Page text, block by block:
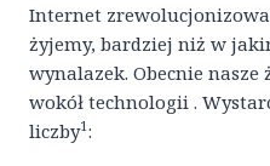
Internet
żyjemy, bardziej niż w
wynalazek. Obecnie nasze
wokół technologii .
liczby1: